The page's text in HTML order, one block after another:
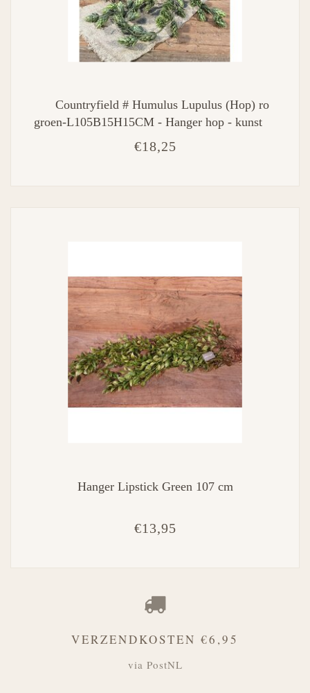
Countryfield # Humulus Lupulus (Hop) ro
groen-L105B15H15CM - Hanger hop - kunst
€18,25
Hanger Lipstick Green 107 cm
€13,95
VERZENDKOSTEN €6,95
via PostNL